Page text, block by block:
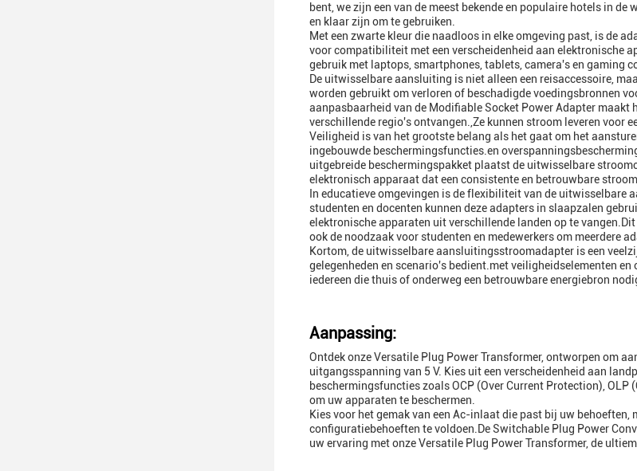
bent, we zijn een van de meest bekende en populaire hotels in
en klaar zijn om te gebruiken.
Met een zwarte kleur die naadloos in elke omgeving past, is de
voor compatibiliteit met een verscheidenheid aan elektronische
gebruik met laptops, smartphones, tablets, camera's en gaming
De uitwisselbare aansluiting is niet alleen een reisaccessoire,
worden gebruikt om verloren of beschadigde voedingsbronnen
aanpasbaarheid van de Modifiable Socket Power Adapter
verschillende regio's ontvangen.,Ze kunnen stroom leveren voor
Veiligheid is van het grootste belang als het gaat om het
ingebouwde beschermingsfuncties.en
uitgebreide beschermingspakket plaatst de uitwisselbare
elektronisch apparaat dat een consistente en betrouwbare
In educatieve omgevingen is de flexibiliteit van de
studenten en docenten kunnen deze adapters in slaapzalen
elektronische apparaten uit verschillende landen op te
ook de noodzaak voor studenten en medewerkers om meerdere
Kortom, de uitwisselbare aansluitingsstroomadapter is een
gelegenheden en scenario's bedient.met veiligheidselementen
iedereen die thuis of onderweg een betrouwbare energiebron
Aanpassing:
Ontdek onze Versatile Plug Power Transformer, ontworpen om
uitgangsspanning van 5 V. Kies uit een verscheidenheid aan
beschermingsfuncties zoals OCP (Over Current Protection),
om uw apparaten te beschermen.
Kies voor het gemak van een Ac-inlaat die past bij uw
configuratiebehoeften te voldoen.De Switchable Plug Power
uw ervaring met onze Versatile Plug Power Transformer, de